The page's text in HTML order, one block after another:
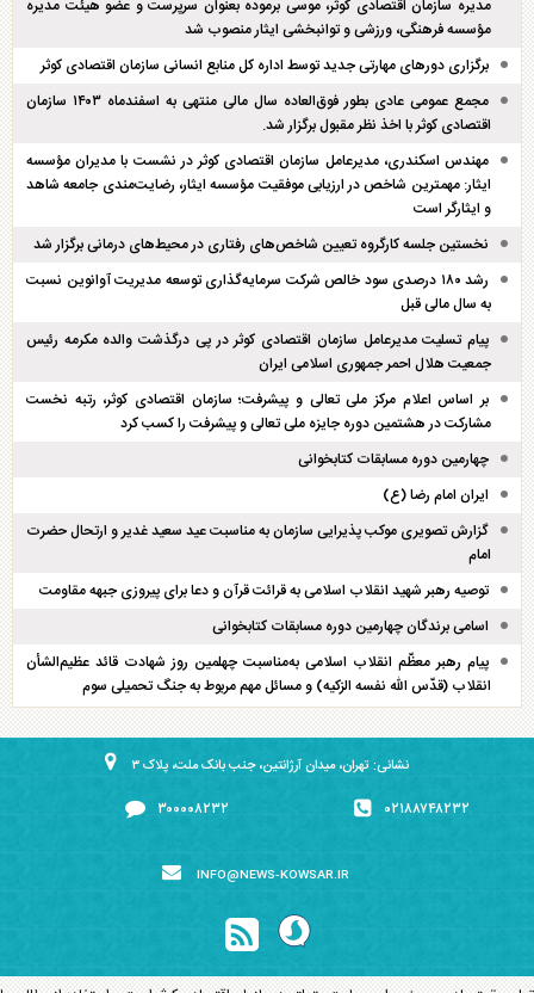
مدیره سازمان اقتصادی کوثر، موسی برموده بعنوان سرپرست و عضو هیئت مدیره
مؤسسه فرهنگی، ورزشی و توانبخشی ایثار منصوب شد
برگزاری دور‌های مهارتی جدید توسط اداره کل منابع انسانی سازمان اقتصادی کوثر
مجمع عمومی عادی بطور فوق‌العاده سال مالی منتهی به اسفند‌ماه ۱۴۰۳ سازمان
اقتصادی کوثر با اخذ نظر مقبول برگزار شد.
مهندس اسکندری، مدیرعامل سازمان اقتصادی کوثر در نشست با مدیران مؤسسه
ایثار: مهمترین شاخص در ارزیابی موفقیت مؤسسه ایثار، رضایت‌مندی جامعه شاهد
و ایثارگر است
نخستین جلسه کارگروه تعیین شاخص‌های رفتاری در محیط‌های درمانی برگزار شد
رشد ۱۸۰ درصدی سود خالص شرکت سرمایه‌گذاری توسعه مدیریت آوانوین نسبت
به سال مالی قبل
پیام تسلیت مدیرعامل سازمان اقتصادی کوثر در پی درگذشت والده مکرمه رئیس
جمعیت هلال احمر جمهوری اسلامی ایران
بر اساس اعلام مرکز ملی تعالی و پیشرفت؛ سازمان اقتصادی کوثر، رتبه نخست
مشارکت در هشتمین دوره جایزه ملی تعالی و پیشرفت را کسب کرد
چهارمین دوره مسابقات کتابخوانی
ایران امام رضا (ع)
گزارش تصویری موکب پذیرایی سازمان به مناسبت عید سعید غدیر و ارتحال حضرت
امام
توصیه رهبر شهید انقلاب اسلامی به قرائت قرآن و دعا برای پیروزی جبهه مقاومت
اسامی برندگان چهارمین دوره مسابقات کتابخوانی
پیام رهبر معظّم انقلاب اسلامی به‌مناسبت چهلمین روز شهادت قائد عظیم‌الشأن
انقلاب (قدّس الله نفسه الزکیه) و مسائل مهم مربوط به جنگ تحمیلی سوم
نشانی: تهران، میدان آرژانتین، جنب بانک ملت، پلاک ۳
۰۲۱۸۸۷۴۸۲۳۲ ۳۰۰۰۰۸۲۳۲
INFO@NEWS-KOWSAR.IR